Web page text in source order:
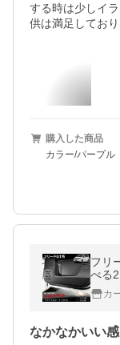
する時は少しイ
供は満足してお
購入した商品
カラー/パープル
フリ
べる
カ